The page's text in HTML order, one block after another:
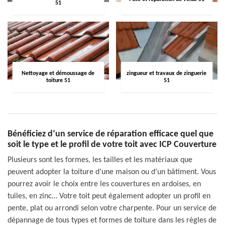
51
Nettoyage et démoussage de
toiture 51
zingueur et travaux de zinguerie
51
Bénéficiez d’un service de réparation efficace quel que
soit le type et le profil de votre toit avec ICP Couverture
Plusieurs sont les formes, les tailles et les matériaux que
peuvent adopter la toiture d’une maison ou d’un bâtiment. Vous
pourrez avoir le choix entre les couvertures en ardoises, en
tuiles, en zinc… Votre toit peut également adopter un profil en
pente, plat ou arrondi selon votre charpente. Pour un service de
dépannage de tous types et formes de toiture dans les règles de